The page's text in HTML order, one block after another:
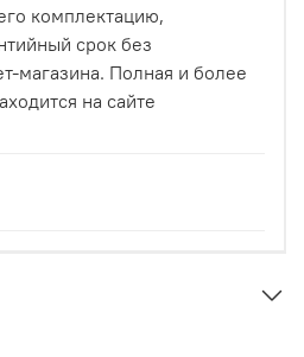
комплектацию,
срок без
магазина. Полная и более
на сайте